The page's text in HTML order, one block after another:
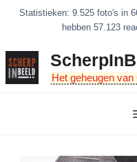
inhoud
Statistieken: 9.525 foto's in
hebben 57.123
Het geheugen van